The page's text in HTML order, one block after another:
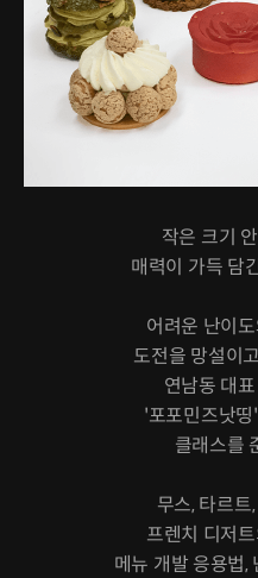
작은 크기
매력이 가득 담
어려운 난이
도전을 망설이
연남동 대
'포포민즈낫
클래스를
무스, 타르트
프렌치 디저
메뉴 개발 응용법,